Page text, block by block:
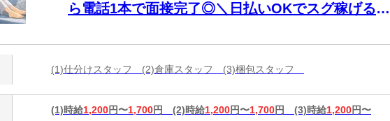
ら電話1本で面接完了◎＼日払いOKでスグ稼げる／
(1)仕分けスタッフ (2)倉庫スタッフ (3)梱包スタッフ
(1)時給1,200円〜1,700円 (2)時給1,200円〜1,700円 (3)時給1,200円〜